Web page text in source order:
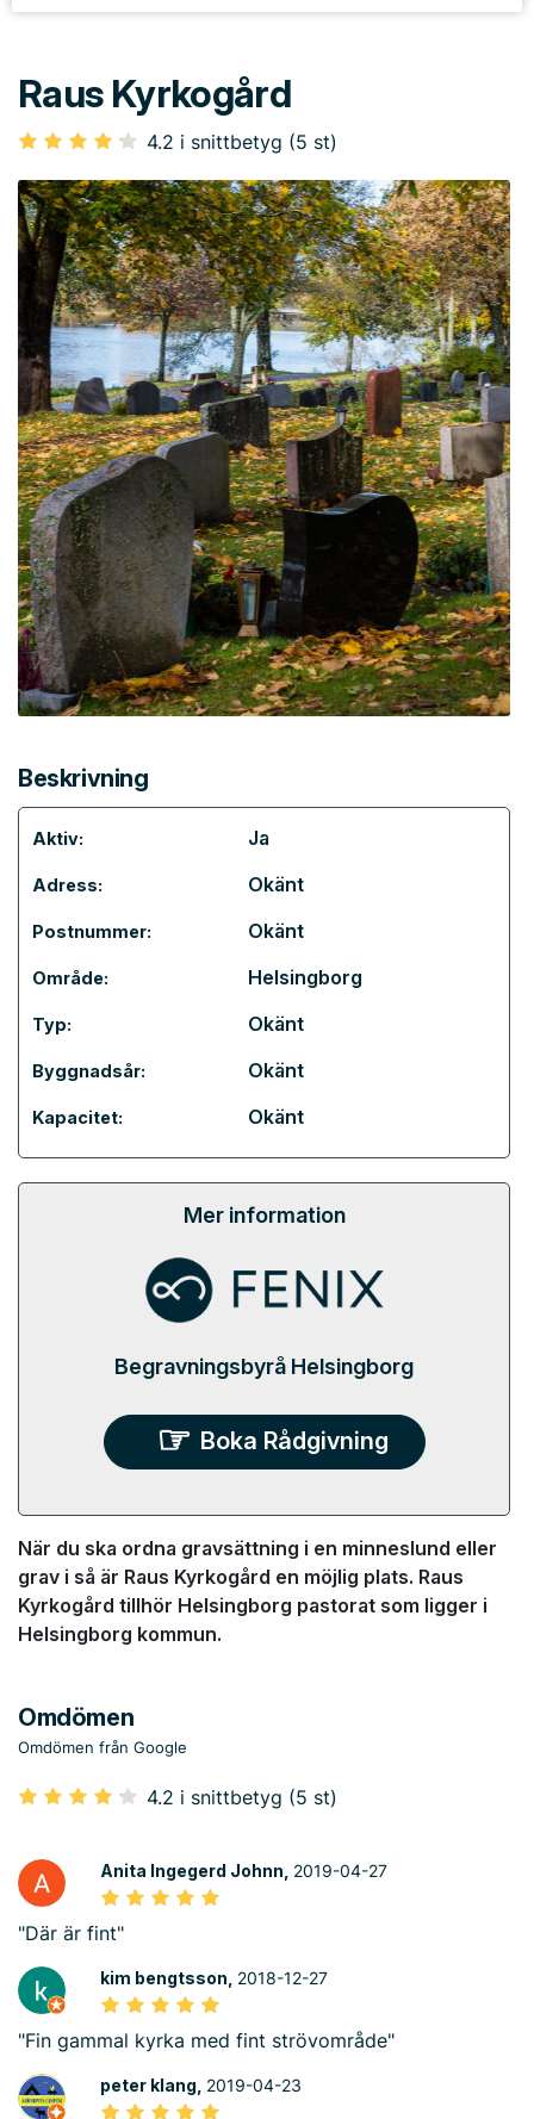
Raus Kyrkogård
4.2 i snittbetyg (5 st)
Beskrivning
Aktiv: Ja
Adress: Okänt
Postnummer: Okänt
Område: Helsingborg
Typ: Okänt
Byggnadsår: Okänt
Kapacitet: Okänt
Mer information
Begravningsbyrå Helsingborg
Boka Rådgivning
När du ska ordna gravsättning i en minneslund eller
grav i så är Raus Kyrkogård en möjlig plats. Raus
Kyrkogård tillhör Helsingborg pastorat som ligger i
Helsingborg kommun.
Omdömen
Omdömen från Google
4.2 i snittbetyg (5 st)
Anita Ingegerd Johnn, 2019-04-27
"Där är fint"
kim bengtsson, 2018-12-27
"Fin gammal kyrka med fint strövområde"
peter klang, 2019-04-23